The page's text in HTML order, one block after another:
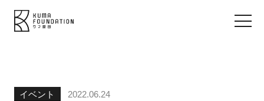
イベント 2022.06.24